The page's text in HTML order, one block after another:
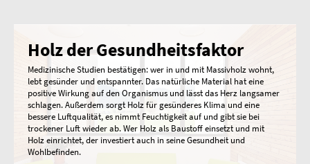
Holz der Gesundheitsfaktor
Medizinische Studien bestätigen: wer in und mit Massivholz wohnt,
lebt gesünder und entspannter. Das natürliche Material hat eine
positive Wirkung auf den Organismus und lässt das Herz langsamer
schlagen. Außerdem sorgt Holz für gesünderes Klima und eine
bessere Luftqualität, es nimmt Feuchtigkeit auf und gibt sie bei
trockener Luft wieder ab. Wer Holz als Baustoff einsetzt und mit
Holz einrichtet, der investiert auch in seine Gesundheit und
Wohlbefinden.